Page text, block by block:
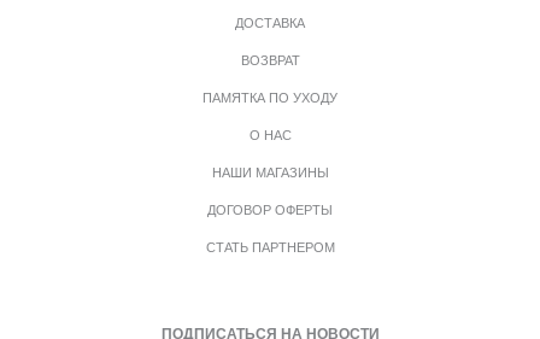
ДОСТАВКА
ВОЗВРАТ
ПАМЯТКА ПО УХОДУ
О НАС
НАШИ МАГАЗИНЫ
ДОГОВОР ОФЕРТЫ
СТАТЬ ПАРТНЕРОМ
ПОДПИСАТЬСЯ НА НОВОСТИ